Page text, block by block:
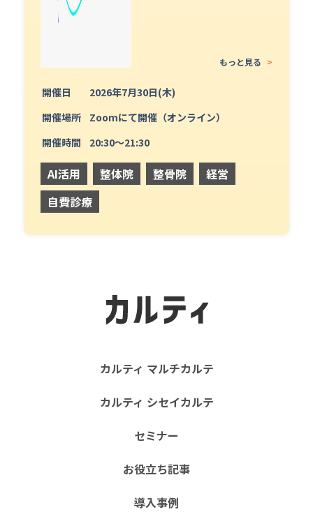
もっと見る >
開催日
2026年7月30日(木)
開催場所
Zoomにて開催（オンライン）
開催時間
20:30〜21:30
AI活用 整体院 整骨院
経営
自費診療
カルティ マルチカルテ
カルティ シセイカルテ
セミナー
お役立ち記事
導入事例